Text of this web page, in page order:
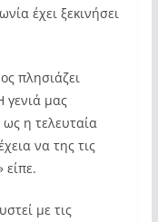
έχει ξεκινήσει
πλησιάζει
γενιά μας
ως η τελευταία
να της τις
είπε.
με τις